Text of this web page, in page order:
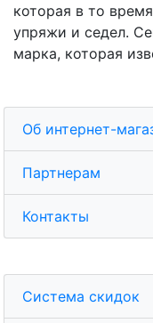
которая в то
упряжи и седел.
марка, которая
Об интернет-
Партнерам
Контакты
Система скидок